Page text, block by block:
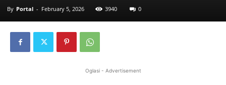
By Portal - February 5, 2026 3940 0
Oglasi - Advertisement